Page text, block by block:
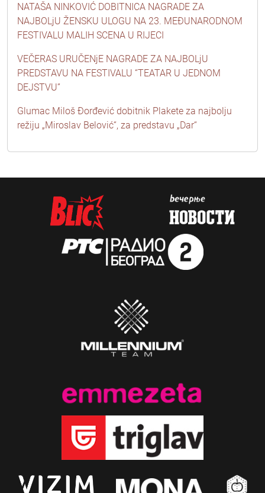
NATAŠA NINKOVIĆ DOBITNICA NAGRADE ZA
NAJBOLjU ŽENSKU ULOGU NA 23. MEĐUNARODNOM
FESTIVALU MALIH SCENA U RIJECI
VEČERAS URUČENjE NAGRADE ZA NAJBOLjU
PREDSTAVU NA FESTIVALU “TEATAR U JEDNOM
DEJSTVU”
Glumac Miloš Đorđević dobitnik Plakete za najbolju
režiju „Miroslav Belović“, za predstavu „Dar“